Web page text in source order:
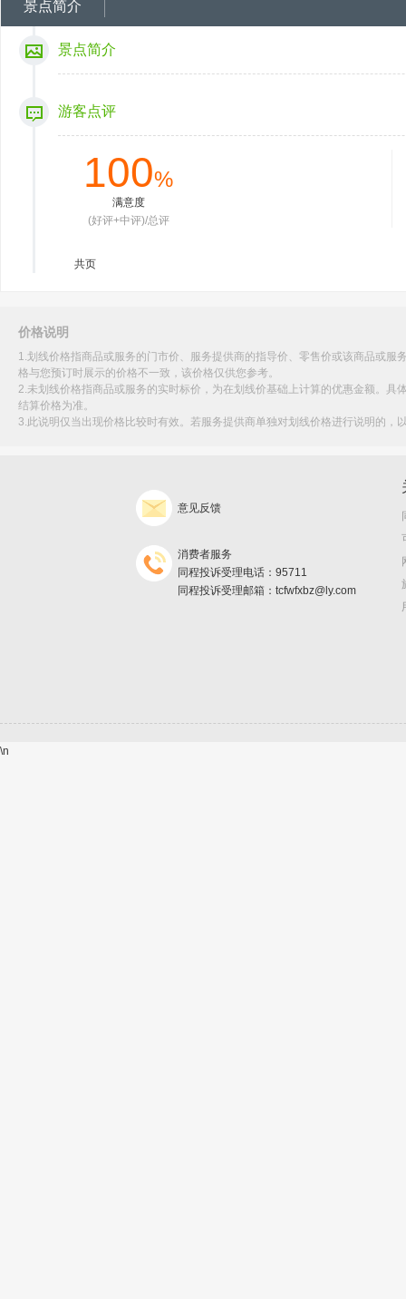
景点简介
景点简介
游客点评
100%
满意度
(好评+中评)/总评
共页
价格说明
1.划线价格指商品或服务的门市价、服务提供商的指导价、零售价或该商品或
格与您预订时展示的价格不一致，该价格仅供您参考。
2.未划线价格指商品或服务的实时标价，为在划线价基础上计算的优惠金额。
结算价格为准。
3.此说明仅当出现价格比较时有效。若服务提供商单独对划线价格进行说明的
意见反馈
消费者服务
同程投诉受理电话：95711
同程投诉受理邮箱：tcfwfxbz@ly.com
\n